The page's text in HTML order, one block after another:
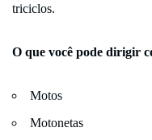
triciclos.
O que você pode dirigir
Motos
Motonetas